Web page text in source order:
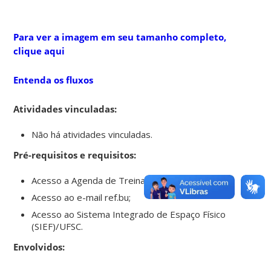
Para ver a imagem em seu tamanho completo,
clique aqui
Entenda os fluxos
Atividades vinculadas:
Não há atividades vinculadas.
Pré-requisitos e requisitos:
Acesso a Agenda de Treinamentos;
Acesso ao e-mail ref.bu;
Acesso ao Sistema Integrado de Espaço Físico
(SIEF)/UFSC.
Envolvidos: